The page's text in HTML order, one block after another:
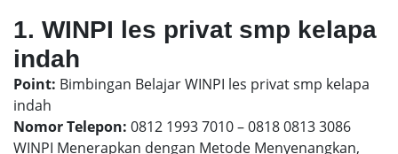
1. WINPI les privat smp kelapa
indah
Point: Bimbingan Belajar WINPI les privat smp kelapa
indah
Nomor Telepon: 0812 1993 7010 – 0818 0813 3086
WINPI Menerapkan dengan Metode Menyenangkan,